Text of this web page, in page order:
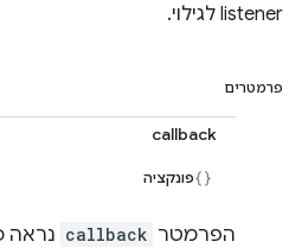
listener לגילוי.
פרמטרים
callback
פונקציה
הפרמטר callback נראה